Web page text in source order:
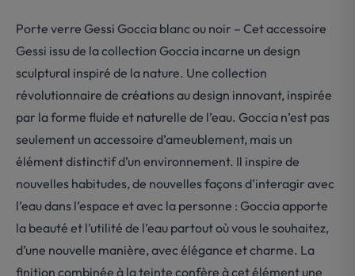
Porte verre Gessi Goccia blanc ou noir – Cet accessoire
Gessi issu de la collection Goccia incarne un design
sculptural inspiré de la nature. Une collection
révolutionnaire de créations au design innovant, inspirée
par la forme fluide et naturelle de l’eau. Goccia n’est pas
seulement un accessoire d’ameublement, mais un
élément distinctif d’un environnement. Il inspire de
nouvelles habitudes, de nouvelles façons d’interagir avec
l’eau dans l’espace et avec la personne : Goccia apporte
la beauté et l’utilité de l’eau partout où vous le souhaitez,
d’une nouvelle manière, avec élégance et charme. La
finition combinée à la teinte confère à cet élément une